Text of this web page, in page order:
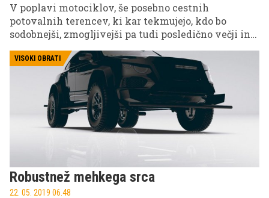
V poplavi motociklov, še posebno cestnih
potovalnih terencev, ki kar tekmujejo, kdo bo
sodobnejši, zmogljivejši pa tudi posledično večji in
Moto Guzzi V85TT sicer ne pomeni motociklistične
revolucije, uvaja pa nov razred retro potovalnih
(cestnih) terencev. TT je avanturist stare šole,
klasičen po zasnovi in videzu, duhu in občutku, a
današnjemu času primerno ponuja vse dobrobiti
sodobne motociklistične industrije.
VISOKI OBRATI
Robustnež mehkega srca
22. 05. 2019 06.48